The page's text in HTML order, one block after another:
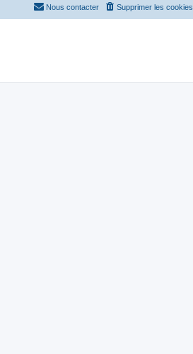
Supprimer les cookies
Nous contacter